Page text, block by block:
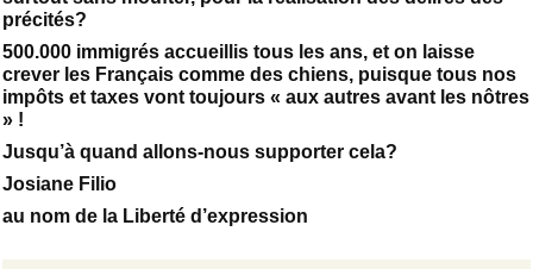
précités?
500.000 immigrés accueillis tous les ans, et on laisse
crever les Français comme des chiens, puisque tous nos
impôts et taxes vont toujours « aux autres avant les nôtres
» !
Jusqu’à quand allons-nous supporter cela?
Josiane Filio
au nom de la Liberté d’expression